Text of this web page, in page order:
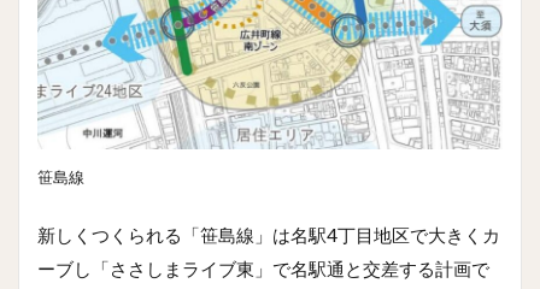
笹島線
新しくつくられる「笹島線」は名駅4丁目地区で大きくカ
ーブし「ささしまライブ東」で名駅通と交差する計画で